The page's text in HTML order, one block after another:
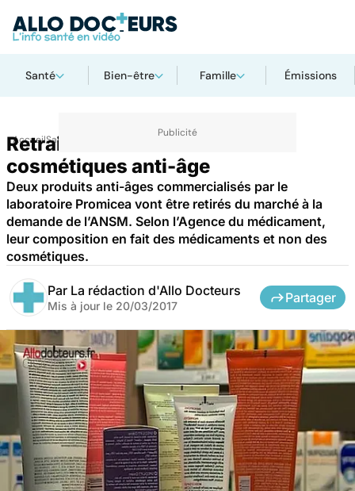
Santé Bien-être Famille Émissions
AccueilSanté
Retrait du marché de deux
cosmétiques anti-âge
Deux produits anti-âges commercialisés par le
laboratoire Promicea vont être retirés du marché à la
demande de l’ANSM. Selon l’Agence du médicament,
leur composition en fait des médicaments et non des
cosmétiques.
Par La rédaction d'Allo Docteurs
Mis à jour le 20/03/2017
Partager